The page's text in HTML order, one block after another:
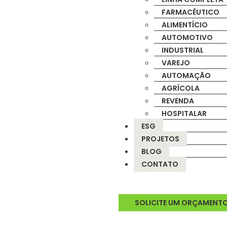
FARMACÊUTICO
ALIMENTÍCIO
AUTOMOTIVO
INDUSTRIAL
VAREJO
AUTOMAÇÃO
AGRÍCOLA
REVENDA
HOSPITALAR
ESG
PROJETOS
BLOG
CONTATO
SOLICITE UM